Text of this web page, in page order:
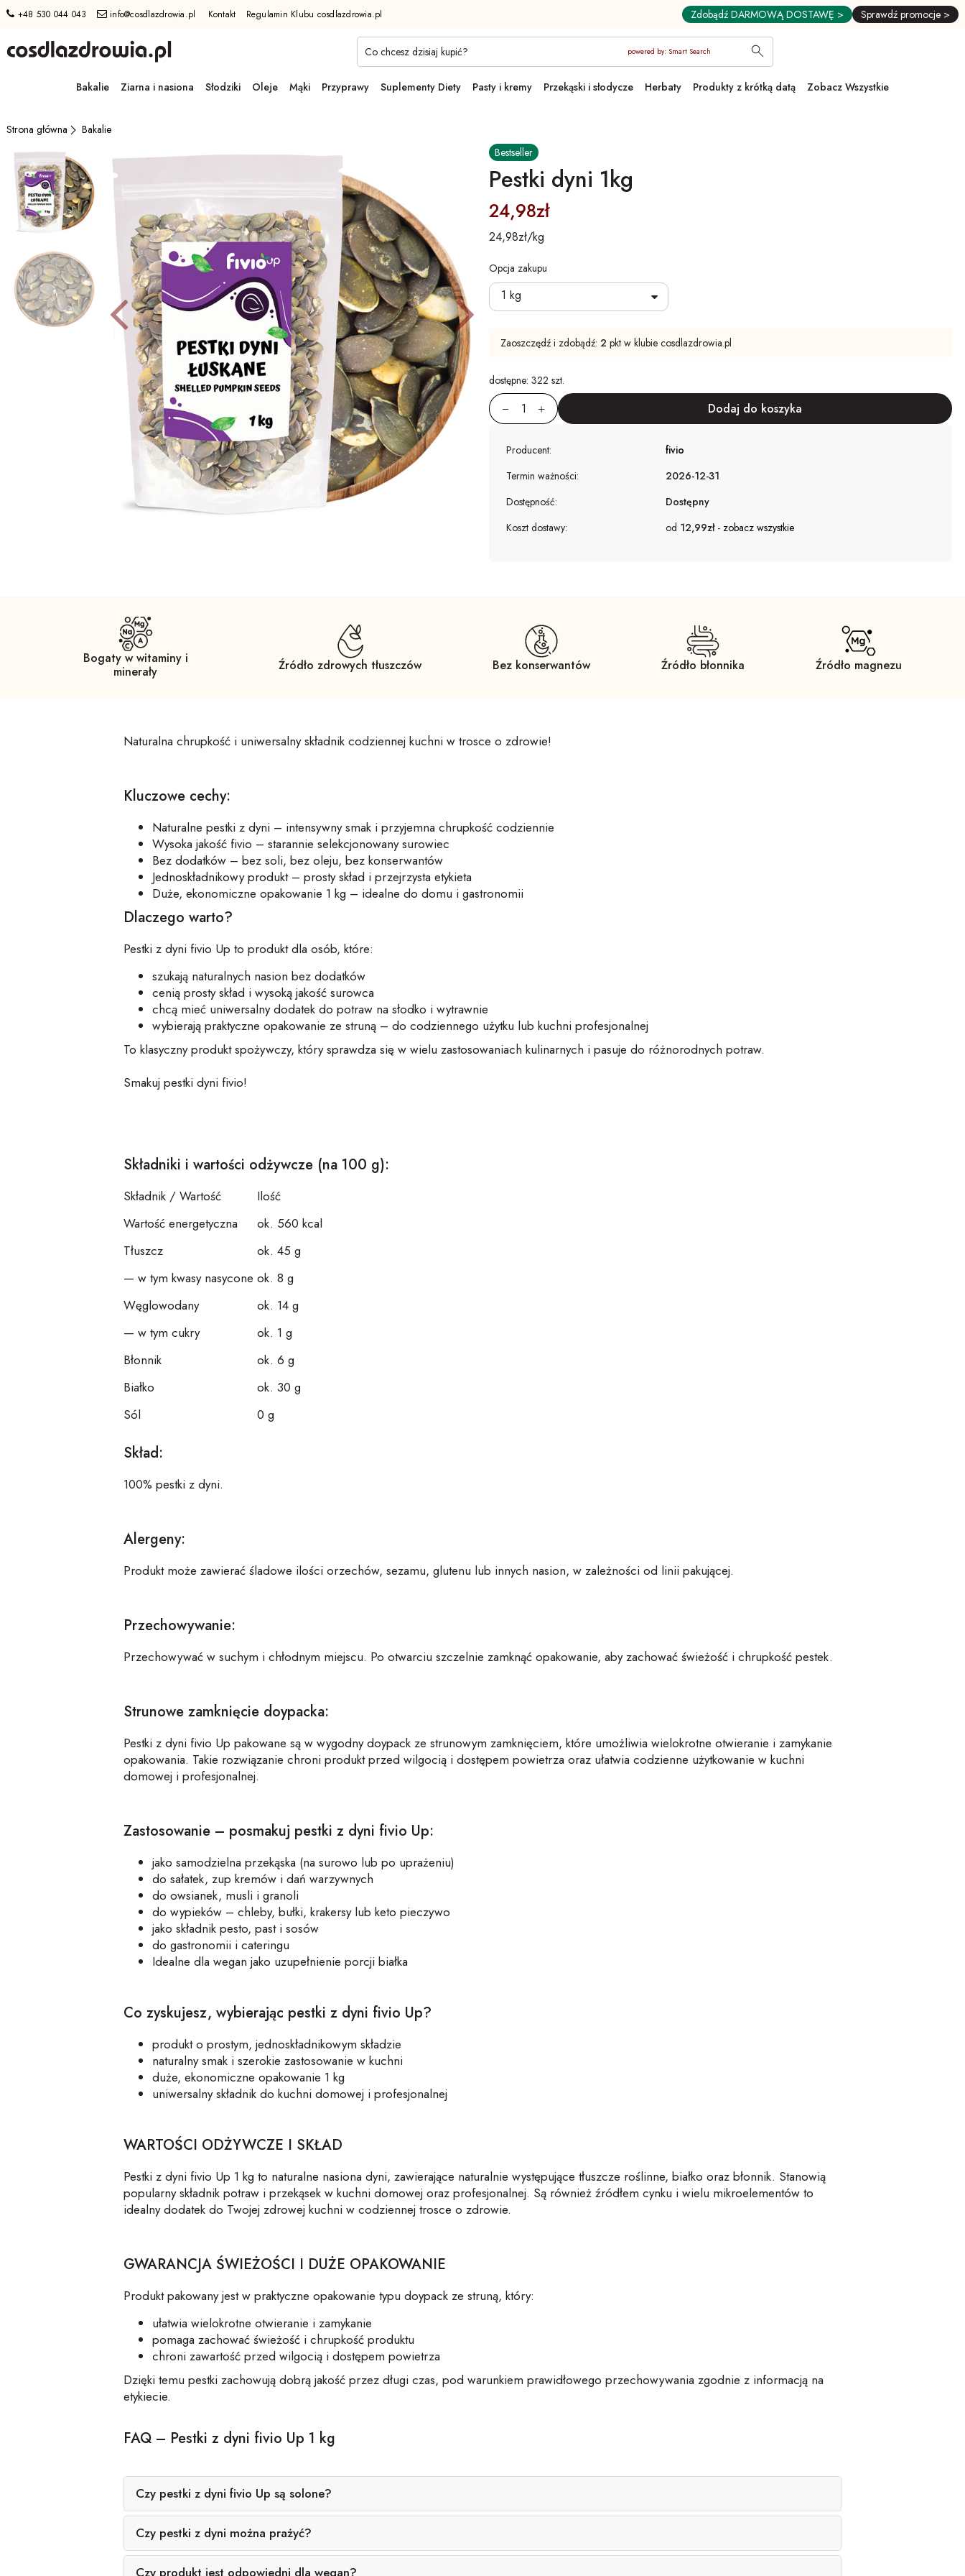
Przejdź
GŁÓWNEJ
MENU
UŻYTKOWNIKA
WYSZUKIWARKI
+48 530 044 043 info@cosdlazdrowia.pl Kontakt Regulamin Klubu cosdlazdrowia.pl Zdobądź DARMOWĄ DOSTAWĘ > Sprawdź promocje >
powered by: Smart Search
Bakalie Ziarna i nasiona Słodziki Oleje Mąki Przyprawy Suplementy Diety Pasty i kremy Przekąski i słodycze Herbaty Produkty z krótką datą Zobacz Wszystkie
Strona główna Bakalie
Poprzedni Następny
Bestseller
Pestki dyni 1kg
24,98zł
24,98zł/kg
Opcja zakupu
1 kg
Zaoszczędź i zdobądź: 2 pkt w klubie cosdlazdrowia.pl
dostępne: 322 szt.
Producent:
fivio
Termin ważności:
2026-12-31
Dostępność:
Dostępny
Koszt dostawy:
od 12,99zł - zobacz wszystkie
Bogaty w witaminy i
minerały
Źródło zdrowych tłuszczów Bez konserwantów Źródło błonnika Źródło magnezu
Naturalna chrupkość i uniwersalny składnik codziennej kuchni w trosce o zdrowie!
Kluczowe cechy:
Naturalne pestki z dyni – intensywny smak i przyjemna chrupkość codziennie
Wysoka jakość fivio – starannie selekcjonowany surowiec
Bez dodatków – bez soli, bez oleju, bez konserwantów
Jednoskładnikowy produkt – prosty skład i przejrzysta etykieta
Duże, ekonomiczne opakowanie 1 kg – idealne do domu i gastronomii
Dlaczego warto?
Pestki z dyni fivio Up to produkt dla osób, które:
szukają naturalnych nasion bez dodatków
cenią prosty skład i wysoką jakość surowca
chcą mieć uniwersalny dodatek do potraw na słodko i wytrawnie
wybierają praktyczne opakowanie ze struną – do codziennego użytku lub kuchni profesjonalnej
To klasyczny produkt spożywczy, który sprawdza się w wielu zastosowaniach kulinarnych i pasuje do różnorodnych potraw.
Smakuj pestki dyni fivio!
Składniki i wartości odżywcze (na 100 g):
Składnik / Wartość
Ilość
Wartość energetyczna
ok. 560 kcal
Tłuszcz
ok. 45 g
— w tym kwasy nasycone ok. 8 g
Węglowodany
ok. 14 g
— w tym cukry
ok. 1 g
Błonnik
ok. 6 g
Białko
ok. 30 g
Sól
0 g
Skład:
100% pestki z dyni.
Alergeny:
Produkt może zawierać śladowe ilości orzechów, sezamu, glutenu lub innych nasion, w zależności od linii pakującej.
Przechowywanie:
Przechowywać w suchym i chłodnym miejscu. Po otwarciu szczelnie zamknąć opakowanie, aby zachować świeżość i chrupkość pestek.
Strunowe zamknięcie doypacka:
Pestki z dyni fivio Up pakowane są w wygodny doypack ze strunowym zamknięciem, które umożliwia wielokrotne otwieranie i zamykanie
opakowania. Takie rozwiązanie chroni produkt przed wilgocią i dostępem powietrza oraz ułatwia codzienne użytkowanie w kuchni
domowej i profesjonalnej.
Zastosowanie – posmakuj pestki z dyni fivio Up:
jako samodzielna przekąska (na surowo lub po uprażeniu)
do sałatek, zup kremów i dań warzywnych
do owsianek, musli i granoli
do wypieków – chleby, bułki, krakersy lub keto pieczywo
jako składnik pesto, past i sosów
do gastronomii i cateringu
Idealne dla wegan jako uzupełnienie porcji białka
Co zyskujesz, wybierając pestki z dyni fivio Up?
produkt o prostym, jednoskładnikowym składzie
naturalny smak i szerokie zastosowanie w kuchni
duże, ekonomiczne opakowanie 1 kg
uniwersalny składnik do kuchni domowej i profesjonalnej
WARTOŚCI ODŻYWCZE I SKŁAD
Pestki z dyni fivio Up 1 kg to naturalne nasiona dyni, zawierające naturalnie występujące tłuszcze roślinne, białko oraz błonnik. Stanowią
popularny składnik potraw i przekąsek w kuchni domowej oraz profesjonalnej. Są również źródłem cynku i wielu mikroelementów to
idealny dodatek do Twojej zdrowej kuchni w codziennej trosce o zdrowie.
GWARANCJA ŚWIEŻOŚCI I DUŻE OPAKOWANIE
Produkt pakowany jest w praktyczne opakowanie typu doypack ze struną, który:
ułatwia wielokrotne otwieranie i zamykanie
pomaga zachować świeżość i chrupkość produktu
chroni zawartość przed wilgocią i dostępem powietrza
Dzięki temu pestki zachowują dobrą jakość przez długi czas, pod warunkiem prawidłowego przechowywania zgodnie z informacją na
etykiecie.
FAQ – Pestki z dyni fivio Up 1 kg
Czy pestki z dyni fivio Up są solone?
Czy pestki z dyni można prażyć?
Czy produkt jest odpowiedni dla wegan?